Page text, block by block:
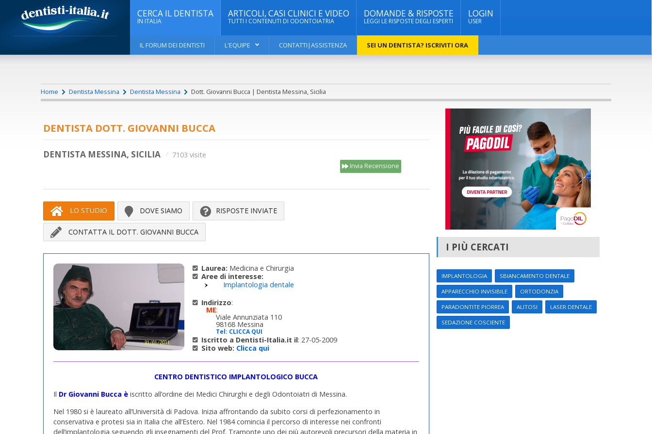
CERCA IL DENTISTA
IN ITALIA
ARTICOLI, CASI CLINICI E VIDEO
TUTTI I CONTENUTI DI ODONTOIATRIA
DOMANDE & RISPOSTE
LEGGI LE RISPOSTE DEGLI ESPERTI
LOGIN
USER
IL FORUM DEI DENTISTI L'EQUIPE CONTATTI|ASSISTENZA SEI UN DENTISTA? ISCRIVITI ORA
Home Dentista Messina Dentista Messina Dott. Giovanni Bucca | Dentista Messina, Sicilia
DENTISTA DOTT. GIOVANNI BUCCA
DENTISTA MESSINA, SICILIA 7103 visite
Invia Recensione
LO STUDIO DOVE SIAMO RISPOSTE INVIATE
CONTATTA IL DOTT. GIOVANNI BUCCA
Laurea: Medicina e Chirurgia
Aree di interesse:
Implantologia dentale
Indirizzo:
ME:
Viale Annunziata 110
98168 Messina
Tel: CLICCA QUI
Iscritto a Dentisti-Italia.it il: 27-05-2009
Sito web: Clicca qui
CENTRO DENTISTICO IMPLANTOLOGICO BUCCA
Il Dr Giovanni Bucca è iscritto all’ordine dei Medici Chirurghi e degli Odontoiatri di Messina.
Nel 1980 si è laureato all’Università di Padova. Inizia affrontando da subito corsi di perfezionamento in
conservativa e protesi sia in Italia che all’Estero. Nel 1984 comincia il percorso di interesse nei confronti
dell’implantologia seguendo gli insegnamenti del Prof. Tramonte uno dei più autorevoli precursori della materia in
I PIÙ CERCATI
IMPLANTOLOGIA SBIANCAMENTO DENTALE
APPARECCHIO INVISIBILE ORTODONZIA
PARADONTITE PIORREA ALITOSI LASER DENTALE
SEDAZIONE COSCIENTE